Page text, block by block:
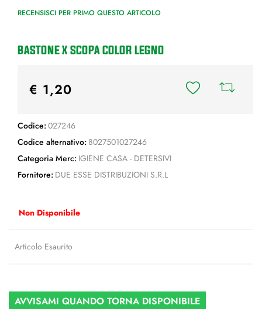
RECENSISCI PER PRIMO QUESTO ARTICOLO
BASTONE X SCOPA COLOR LEGNO
€ 1,20
Codice: 027246
Codice alternativo: 8027501027246
Categoria Merc: IGIENE CASA - DETERSIVI
Fornitore: DUE ESSE DISTRIBUZIONI S.R.L
Non Disponibile
Articolo Esaurito
AVVISAMI QUANDO TORNA DISPONIBILE